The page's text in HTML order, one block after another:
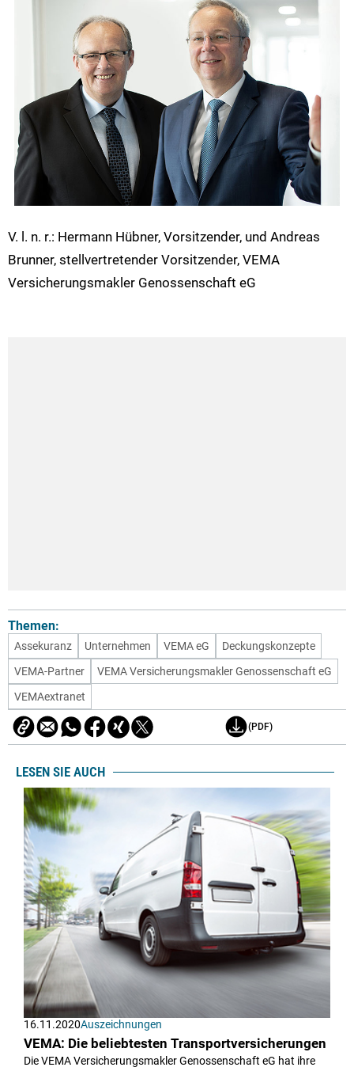
V. l. n. r.: Hermann Hübner, Vorsitzender, und Andreas
Brunner, stellvertretender Vorsitzender, VEMA
Versicherungsmakler Genossenschaft eG
Themen:
Assekuranz Unternehmen VEMA eG
Deckungskonzepte
VEMA-Partner
VEMA Versicherungsmakler Genossenschaft eG
VEMAextranet
(PDF)
LESEN SIE AUCH
16.11.2020Auszeichnungen
VEMA: Die beliebtesten Transportversicherungen
Die VEMA Versicherungsmakler Genossenschaft eG hat ihre